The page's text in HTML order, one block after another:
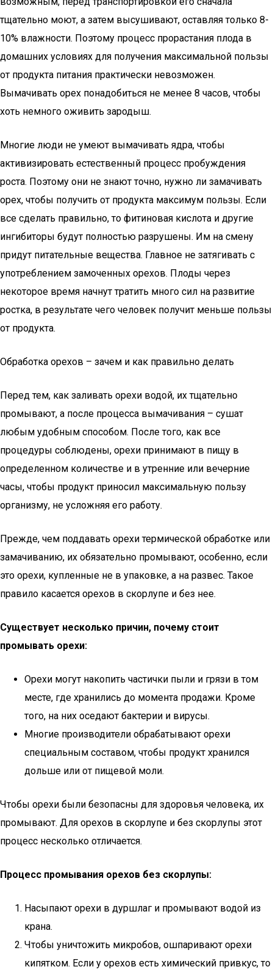
тщательно моют, а затем высушивают, оставляя только 8-
10% влажности. Поэтому процесс прорастания плода в
домашних условиях для получения максимальной пользы
от продукта питания практически невозможен.
Вымачивать орех понадобиться не менее 8 часов, чтобы
хоть немного оживить зародыш.
Многие люди не умеют вымачивать ядра, чтобы
активизировать естественный процесс пробуждения
роста. Поэтому они не знают точно, нужно ли замачивать
орех, чтобы получить от продукта максимум пользы. Если
все сделать правильно, то фитиновая кислота и другие
ингибиторы будут полностью разрушены. Им на смену
придут питательные вещества. Главное не затягивать с
употреблением замоченных орехов. Плоды через
некоторое время начнут тратить много сил на развитие
ростка, в результате чего человек получит меньше пользы
от продукта.
Обработка орехов – зачем и как правильно делать
Перед тем, как заливать орехи водой, их тщательно
промывают, а после процесса вымачивания – сушат
любым удобным способом. После того, как все
процедуры соблюдены, орехи принимают в пищу в
определенном количестве и в утренние или вечерние
часы, чтобы продукт приносил максимальную пользу
организму, не усложняя его работу.
Прежде, чем поддавать орехи термической обработке или
замачиванию, их обязательно промывают, особенно, если
это орехи, купленные не в упаковке, а на развес. Такое
правило касается орехов в скорлупе и без нее.
Существует несколько причин, почему стоит
промывать орехи:
Орехи могут накопить частички пыли и грязи в том
месте, где хранились до момента продажи. Кроме
того, на них оседают бактерии и вирусы.
Многие производители обрабатывают орехи
специальным составом, чтобы продукт хранился
дольше или от пищевой моли.
Чтобы орехи были безопасны для здоровья человека, их
промывают. Для орехов в скорлупе и без скорлупы этот
процесс несколько отличается.
Процесс промывания орехов без скорлупы:
Насыпают орехи в дуршлаг и промывают водой из
крана.
Чтобы уничтожить микробов, ошпаривают орехи
кипятком. Если у орехов есть химический привкус, то